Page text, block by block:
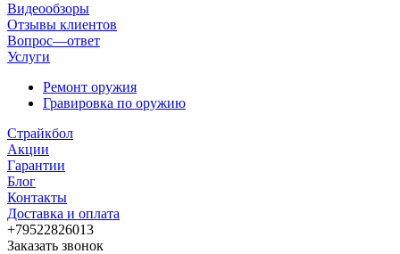
Видеообзоры
Отзывы клиентов
Вопрос—ответ
Услуги
Ремонт оружия
Гравировка по оружию
Страйкбол
Акции
Гарантии
Блог
Контакты
Доставка и оплата
+79522826013
Заказать звонок